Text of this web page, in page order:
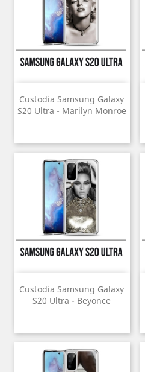
Custodia Samsung Galaxy
S20 Ultra - Marilyn Monroe
Custodia Samsung Galaxy
S20 Ultra - Beyonce